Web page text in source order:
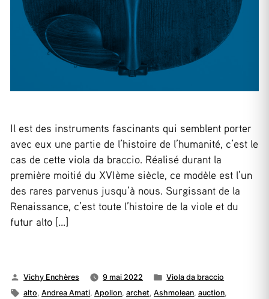
Il est des instruments fascinants qui semblent porter
avec eux une partie de l’histoire de l’humanité, c’est le
cas de cette viola da braccio. Réalisé durant la
première moitié du XVIème siècle, ce modèle est l’un
des rares parvenus jusqu’à nous. Surgissant de la
Renaissance, c’est toute l’histoire de la viole et du
futur alto […]
Publié
par
Vichy Enchères 9 mai 2022
Publié
dans
Viola da braccio
Étiquettes :
alto ,Andrea Amati ,Apollon ,archet ,Ashmolean ,auction